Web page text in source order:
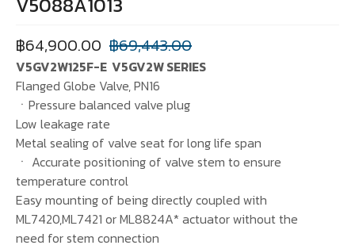
฿69,443.00
฿64,900.00
V5GV2W125F-E V5GV2W SERIES
Flanged Globe Valve, PN16
ㆍPressure balanced valve plug
Low leakage rate
Metal sealing of valve seat for long life span
ㆍ Accurate positioning of valve stem to ensure
temperature control
Easy mounting of being directly coupled with
ML7420,ML7421 or ML8824A* actuator without the
need for stem connection